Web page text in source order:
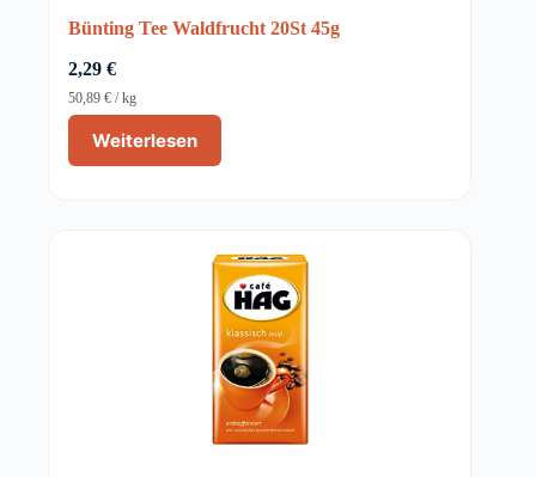
Bünting Tee Waldfrucht 20St 45g
2,29 €
Weiterlesen
50,89 € /kg